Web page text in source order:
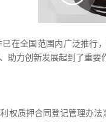
全国范围内广泛推行，
助力创新发展起到了重要
质押合同登记管理办法